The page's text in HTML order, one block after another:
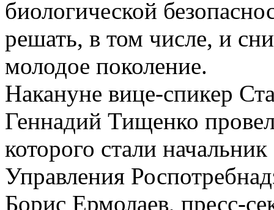
биологической
решать, в том числе, и
молодое поколение.
Накануне вице-спикер
Геннадий Тищенко
которого стали
Управления
Борис Ермолаев, пресс-